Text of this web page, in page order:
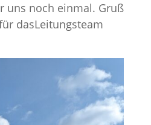
uns noch einmal. Gruß
dasLeitungsteam